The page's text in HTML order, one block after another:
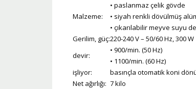
Malzeme:
• paslanmaz çelik gövde
• siyah renkli dövülmüş
• çıkarılabilir meyve suyu
Gerilim, güç:220-240 V – 50/60 Hz, 300 W
devir:
• 900/min. (50 Hz)
• 1100/min. (60 Hz)
işliyor:
basınçla otomatik koni
Net ağırlığı: 7 kilo